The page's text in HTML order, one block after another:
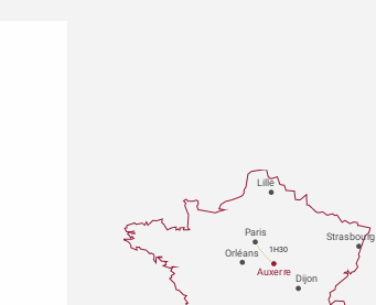
Paris
Dijon
Orléans
Auxerre
Strasbourg
Lille
1H30